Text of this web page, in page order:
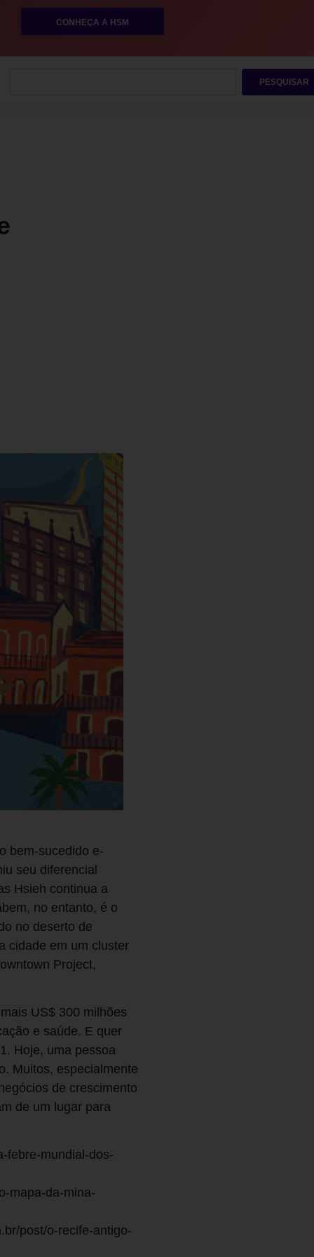
CONHEÇA A HSM
PESQUISAR
bem-sucedido e-
seu diferencial
Hsieh continua a
no entanto, é o
no deserto de
cidade em um cluster
Project,
US$ 300 milhões
e saúde. E quer
Hoje, uma pessoa
Muitos, especialmente
de crescimento
de um lugar para
febre-mundial-dos-
mapa-da-mina-
post/o-recife-antigo-